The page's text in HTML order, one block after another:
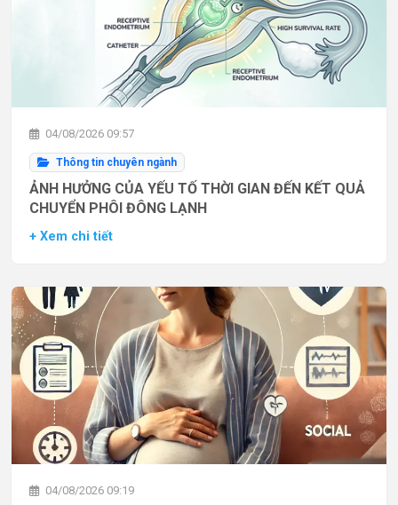
04/08/2026 09:57
Thông tin chuyên ngành
ẢNH HƯỞNG CỦA YẾU TỐ THỜI GIAN ĐẾN KẾT QUẢ
CHUYỂN PHÔI ĐÔNG LẠNH
+ Xem chi tiết
04/08/2026 09:19